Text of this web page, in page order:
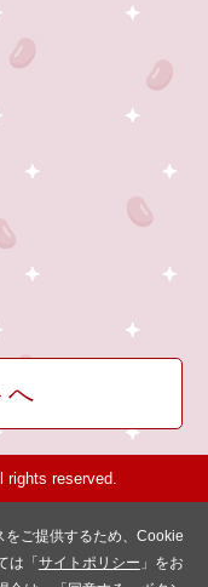
をご提供するため、Cookie
は「 サイトポリシー 」をお
へ
rights reserved.